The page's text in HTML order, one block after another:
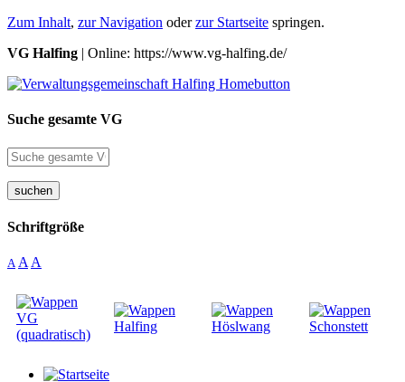
Zum Inhalt, zur Navigation oderzur Startseite springen.
VG Halfing | Online: https://www.vg-halfing.de/
Suche gesamte VG
suchen
Schriftgröße
A A A